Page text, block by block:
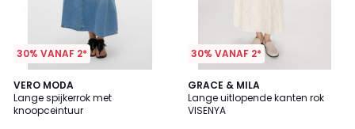
30% VANAF 2*
VERO MODA
Lange spijkerrok met
knoopceintuur
3
/
5
30% VANAF 2*
GRACE & MILA
Lange uitlopende kanten rok
VISENYA